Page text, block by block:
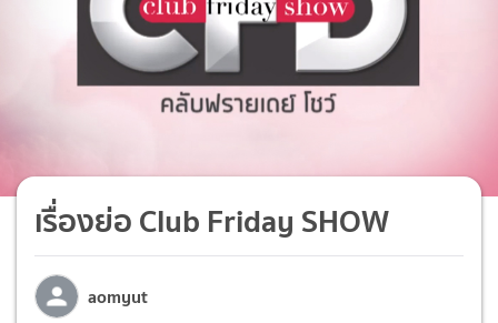
เรื่องย่อ Club Friday SHOW
aomyut